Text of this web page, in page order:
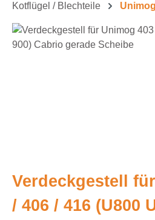
Kotflügel / Blechteile
Bildergalerie überspringen
Verdeckgestell
/ 406 / 416 (U800